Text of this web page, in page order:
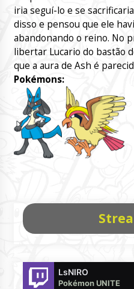
iria seguí-lo e se
disso e pensou que ele
abandonando o reino. No
libertar Lucario do bastão
que a aura de Ash é
Pokémons:
LsNIRO
Pokémon UNITE